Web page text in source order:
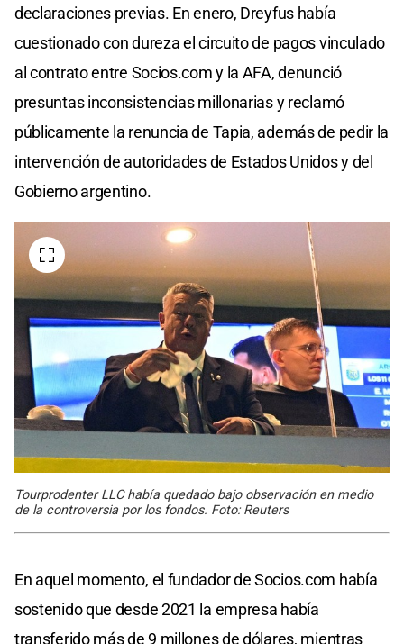
declaraciones previas. En enero, Dreyfus había
cuestionado con dureza el circuito de pagos vinculado
al contrato entre Socios.com y la AFA, denunció
presuntas inconsistencias millonarias y reclamó
públicamente la renuncia de Tapia, además de pedir la
intervención de autoridades de Estados Unidos y del
Gobierno argentino.
Tourprodenter LLC había quedado bajo observación en medio
de la controversia por los fondos. Foto: Reuters
En aquel momento, el fundador de Socios.com había
sostenido que desde 2021 la empresa había
transferido más de 9 millones de dólares, mientras